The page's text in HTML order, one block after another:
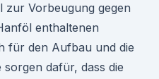
Vorbeugung gegen
enthaltenen
für den Aufbau und die
dafür, dass die